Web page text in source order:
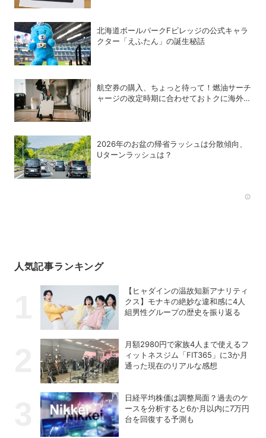
北海道ボールパークFビレッジの公式キャラ
クター「えふたん」の誕生秘話
航空券の購入、ちょっと待って！燃油サーチ
ャージの改定時期に合わせておトクに海外航
2026年のお盆の帰省ラッシュは分散傾向、
Uターンラッシュは？
人気記事ランキング
【ヒャダインの温故知新アナリティ
クス】モナキの絶妙な違和感に4人
組男性グループの歴史を振り返る
月額2980円で家族4人まで使えるフ
ィットネスジム「FIT365」に3か月
通った現在のリアルな感想
日経平均株価は調整局面？過去のケ
ースを分析すると6か月以内に7万円
台を回復する予測も